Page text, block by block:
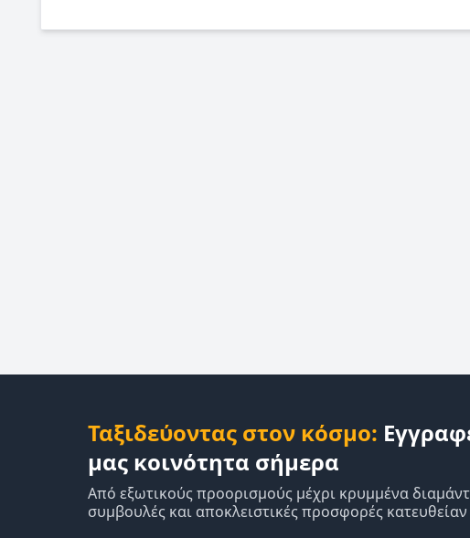
Ταξιδεύοντας στον κόσμο:
μας κοινότητα σήμερα
Από εξωτικούς προορισμούς μέχρι κρυμμένα
συμβουλές και αποκλειστικές προσφορές